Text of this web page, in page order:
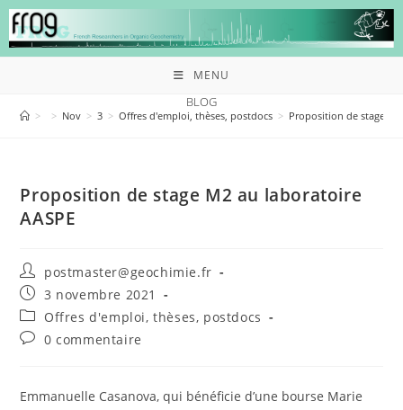
MENU
BLOG
> > Nov > 3 > Offres d'emploi, thèses, postdocs > Proposition de stage
Proposition de stage M2 au laboratoire
AASPE
postmaster@geochimie.fr
3 novembre 2021
Offres d'emploi, thèses, postdocs
0 commentaire
Emmanuelle Casanova, qui bénéficie d’une bourse Marie